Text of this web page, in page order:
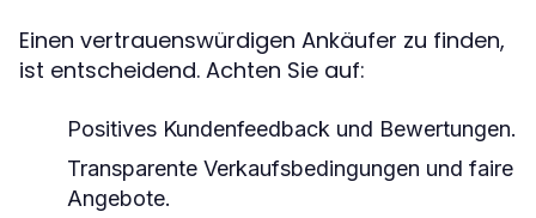
Einen vertrauenswürdigen Ankäufer zu finden,
ist entscheidend. Achten Sie auf:
Positives Kundenfeedback und Bewertungen.
Transparente Verkaufsbedingungen und faire
Angebote.